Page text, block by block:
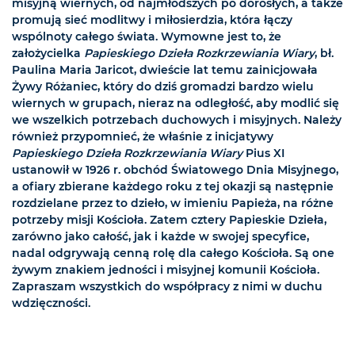
misyjną wiernych, od najmłodszych po dorosłych, a także
promują sieć modlitwy i miłosierdzia, która łączy
wspólnoty całego świata. Wymowne jest to, że
założycielka Papieskiego Dzieła Rozkrzewiania Wiary, bł.
Paulina Maria Jaricot, dwieście lat temu zainicjowała
Żywy Różaniec, który do dziś gromadzi bardzo wielu
wiernych w grupach, nieraz na odległość, aby modlić się
we wszelkich potrzebach duchowych i misyjnych. Należy
również przypomnieć, że właśnie z inicjatywy
Papieskiego Dzieła Rozkrzewiania WiaryPius XI
ustanowił w 1926 r. obchód Światowego Dnia Misyjnego,
a ofiary zbierane każdego roku z tej okazji są następnie
rozdzielane przez to dzieło, w imieniu Papieża, na różne
potrzeby misji Kościoła. Zatem cztery Papieskie Dzieła,
zarówno jako całość, jak i każde w swojej specyfice,
nadal odgrywają cenną rolę dla całego Kościoła. Są one
żywym znakiem jedności i misyjnej komunii Kościoła.
Zapraszam wszystkich do współpracy z nimi w duchu
wdzięczności.